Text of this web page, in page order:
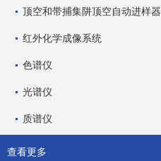
顶空和带捕集阱顶空自动进样器
红外化学成像系统
色谱仪
光谱仪
质谱仪
查看更多